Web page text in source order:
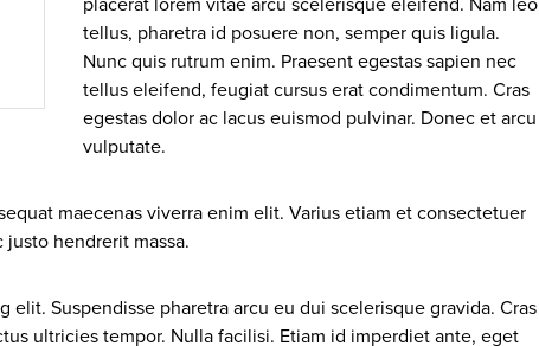
placerat lorem vitae arcu scelerisque eleifend. Nam leo
tellus, pharetra id posuere non, semper quis ligula.
Nunc quis rutrum enim. Praesent egestas sapien nec
tellus eleifend, feugiat cursus erat condimentum. Cras
egestas dolor ac lacus euismod pulvinar. Donec et arcu
vulputate.
maecenas viverra enim elit. Varius etiam et consectetuer
hendrerit massa.
Suspendisse pharetra arcu eu dui scelerisque gravida. Cras
ultricies tempor. Nulla facilisi. Etiam id imperdiet ante, eget